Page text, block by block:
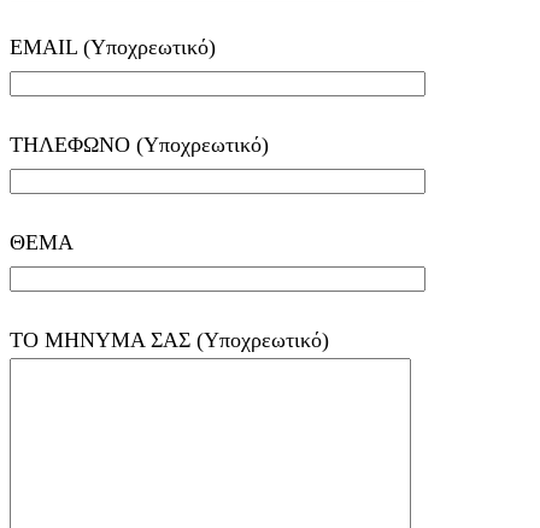
EMAIL (Υποχρεωτικό)
ΤΗΛΕΦΩΝΟ (Υποχρεωτικό)
ΘΕΜΑ
ΤΟ ΜΗΝΥΜΑ ΣΑΣ (Υποχρεωτικό)